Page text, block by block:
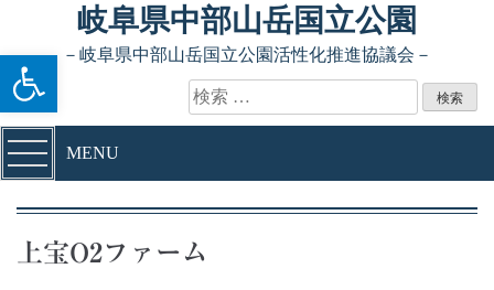
ツールバーを開く
Skip to content岐阜県中部山岳国立公園
－岐阜県中部山岳国立公園活性化推進協議会－
検索:
MENU
上宝O2ファーム